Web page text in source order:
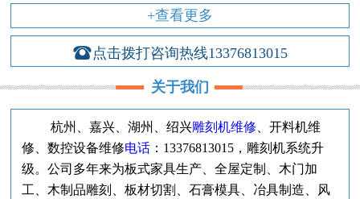
+查看更多
点击拨打咨询热线13376813015
关于我们
杭州、嘉兴、湖州、绍兴雕刻机维修 、开料机维
修、数控设备维修电话 ：13376813015，雕刻机系统升
级。公司 多年来为板式家具生产、全屋定制、木门加
工、木制品雕刻、板材切割、石膏模具、冶具制造、风